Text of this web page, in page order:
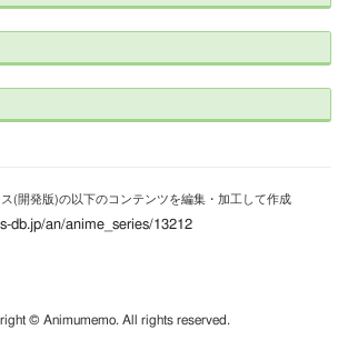
(開発版)の以下のコンテンツを編集・加工して作成
db.jp/an/anime_series/13212
© Animumemo. All rights reserved.